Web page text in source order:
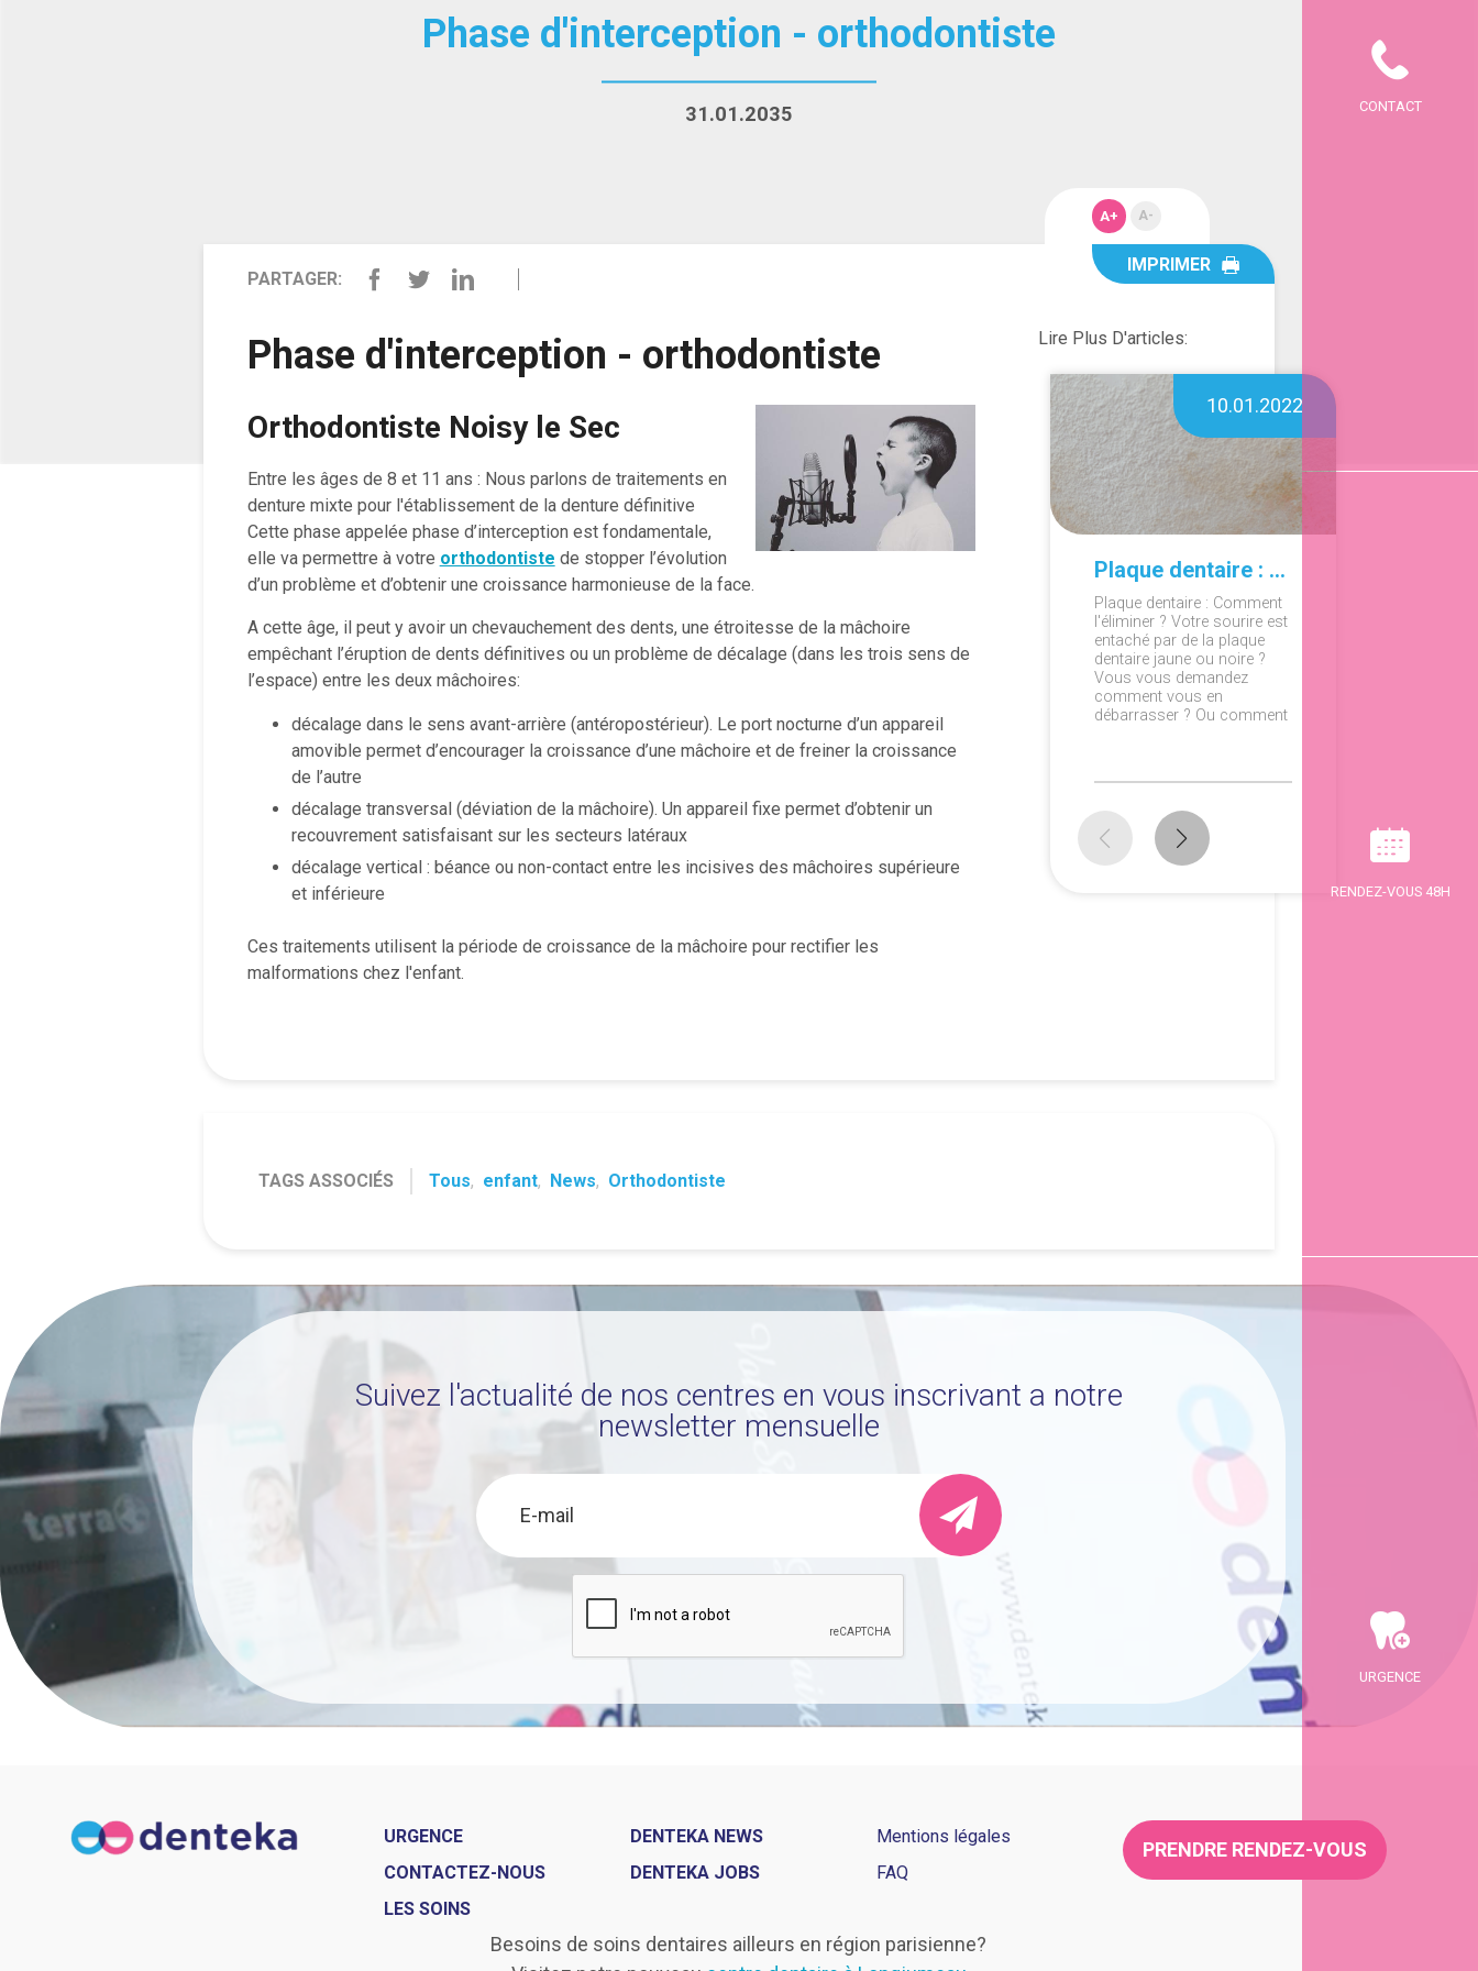
Phase d'interception - orthodontiste
31.01.2035
A+ A-
IMPRIMER
PARTAGER:
Phase d'interception - orthodontiste
Orthodontiste Noisy le Sec
Entre les âges de 8 et 11 ans : Nous parlons de traitements en
denture mixte pour l'établissement de la denture définitive
Cette phase appelée phase d’interception est fondamentale,
elle va permettre à votre orthodontiste de stopper l’évolution
d’un problème et d’obtenir une croissance harmonieuse de la face.
A cette âge, il peut y avoir un chevauchement des dents, une étroitesse de la mâchoire
empêchant l’éruption de dents définitives ou un problème de décalage (dans les trois sens de
l’espace) entre les deux mâchoires:
décalage dans le sens avant-arrière (antéropostérieur). Le port nocturne d’un appareil
amovible permet d’encourager la croissance d’une mâchoire et de freiner la croissance
de l’autre
décalage transversal (déviation de la mâchoire). Un appareil fixe permet d’obtenir un
recouvrement satisfaisant sur les secteurs latéraux
décalage vertical : béance ou non-contact entre les incisives des mâchoires supérieure
et inférieure
Ces traitements utilisent la période de croissance de la mâchoire pour rectifier les
malformations chez l'enfant.
Lire Plus D'articles:
10.01.2022
Plaque dentaire : Comment l'éliminer ?
Plaque dentaire : Comment
l'éliminer ? Votre sourire est
entaché par de la plaque
dentaire jaune ou noire ?
Vous vous demandez
comment vous en
débarrasser ? Ou comment
TAGS ASSOCIÉS Tous, enfant, News, Orthodontiste
CONTACT
RENDEZ-VOUS 48H
URGENCE
Suivez l'actualité de nos centres en vous inscrivant a notre
newsletter mensuelle
URGENCE
CONTACTEZ-NOUS
LES SOINS
DENTEKA NEWS
DENTEKA JOBS
Mentions légales
FAQ
PRENDRE RENDEZ-VOUS
Besoins de soins dentaires ailleurs en région parisienne?